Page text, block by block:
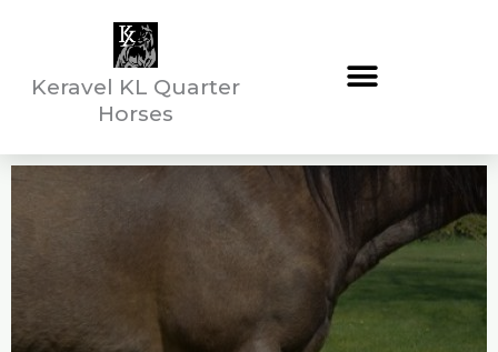
Keravel KL Quarter
Horses